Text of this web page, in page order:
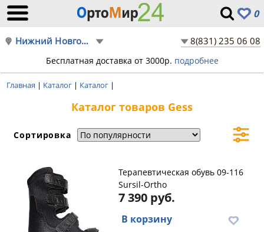
0
Нижний Новгород 8(831) 235 06 08
Бесплатная доставка от 3000р. подробнее
Главная | Каталог | Каталог |
Каталог товаров Gess
Сортировка
Терапевтическая обувь 09-116
Sursil-Ortho
7 390 руб.
В корзину